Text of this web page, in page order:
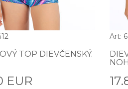
TOP DIEVČENSKÝ.
EUR
Art: